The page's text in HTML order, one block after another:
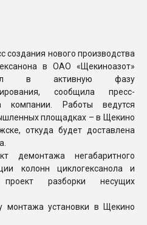
ПЕРЕЙТИ НА
создания нового производства
в ОАО «Щекиноазот»
в активную фазу
сообщила пресс-
компании. Работы ведутся
площадках – в Щекино
откуда будет доставлена
демонтажа негабаритного
колонн циклогексанола и
проект разборки несущих
монтажа установки в Щекино